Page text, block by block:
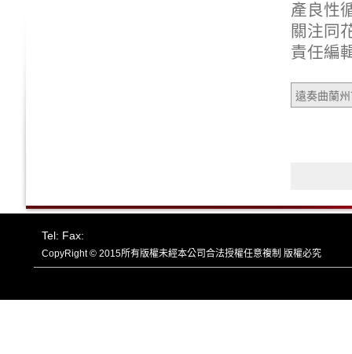
產良性
關注同
責任編
遠奏曲蘭
Tel: Fax:
CopyRight © 2015所有版權未經本公司合法授權任意複制 版權必究